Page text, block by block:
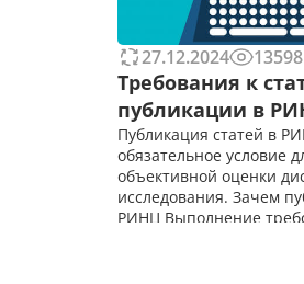
27.12.2024
13598
Требования к
публикации в
Публикация статей в
обязательное условие
объективной оценки
исследования. Зачем
РИНЦ Выполнение